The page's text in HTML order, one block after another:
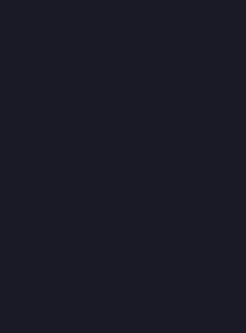
Geschenken die niet in gebruik zijn
aanmerking voor een terugbetaling
terugbetalingsperiode van 14 dagen/2
gebruik zijn genomen komen in
onder dezelfde voorwaarden als de
de terugbetaling aanvraagt. Saldo dat
geschenk te kopen zal worden
Voor meer uitleg over hoe het
Terugbetalingen zijn bedoeld om het
titels op Steam weg te nemen - niet als
spellen te krijgen. Als het ons lijkt dat